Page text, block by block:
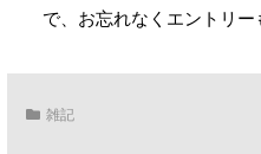
で、お忘れなくエントリー
雑記